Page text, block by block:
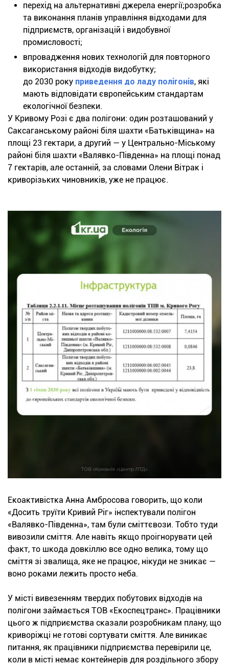
перехід на альтернативні джерела енергії;розробка
та виконання планів управління відходами для
підприємств, організацій і видобувної
промисловості;
впровадження нових технологій для повторного
використання відходів видобутку;
до 2030 року приведення до ладу полігонів, які
мають відповідати європейським стандартам
екологічної безпеки.
У Кривому Розі є два полігони: один розташований у
Саксаганському районі біля шахти «Батьківщина» на
площі 23 гектари, а другий — у Центрально-Міському
районі біля шахти «Валявко-Південна» на площі понад
7 гектарів, але останній, за словами Олени Вітрак і
криворізьких чиновників, уже не працює.
Екоактивістка Анна Амбросова говорить, що коли
«Досить труїти Кривий Ріг» інспектували полігон
«Валявко-Південна», там були сміттєвози. Тобто туди
вивозили сміття. Але навіть якщо проігнорувати цей
факт, то шкода довкіллю все одно велика, тому що
сміття зі звалища, яке не працює, нікуди не зникає —
воно роками лежить просто неба.
У місті вивезенням твердих побутових відходів на
полігони займається ТОВ «Екоспецтранс». Працівники
цього ж підприємства сказали розробникам плану, що
криворіжці не готові сортувати сміття. Але виникає
питання, як працівники підприємства перевірили це,
коли в місті немає контейнерів для роздільного збору